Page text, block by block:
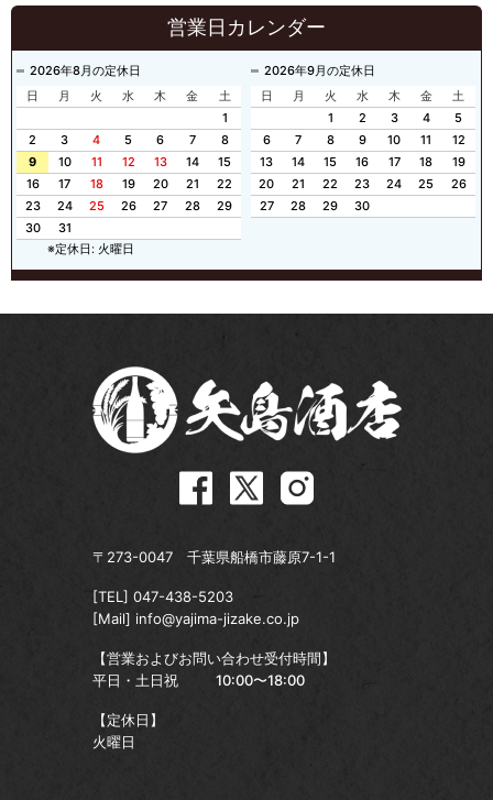
営業日カレンダー
2026年8月の定休日
日
月 火 水 木 金
土
1
2
3 4 5 6 7
8
9
10 11 12 13 14
15
16
17 18 19 20 21
22
23
24 25 26 27 28
29
30
31
2026年9月の定休日
日
月 火 水 木 金
土
1
2 3 4
5
6
7 8 9 10 11
12
13
14 15 16 17 18
19
20
21 22 23 24 25
26
27
28 29 30
※定休日: 火曜日
〒273-0047 千葉県船橋市藤原7-1-1
[TEL] 047-438-5203
[Mail] info@yajima-jizake.co.jp
【営業およびお問い合わせ受付時間】
平日・土日祝
10:00〜18:00
【定休日】
火曜日